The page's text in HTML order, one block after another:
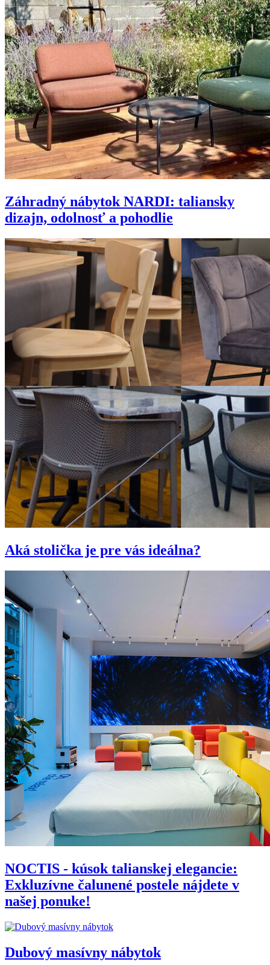
Záhradný nábytok NARDI: taliansky
dizajn, odolnosť a pohodlie
Aká stolička je pre vás ideálna?
NOCTIS - kúsok talianskej elegancie:
Exkluzívne čalunené postele nájdete v
našej ponuke!
Dubový masívny nábytok